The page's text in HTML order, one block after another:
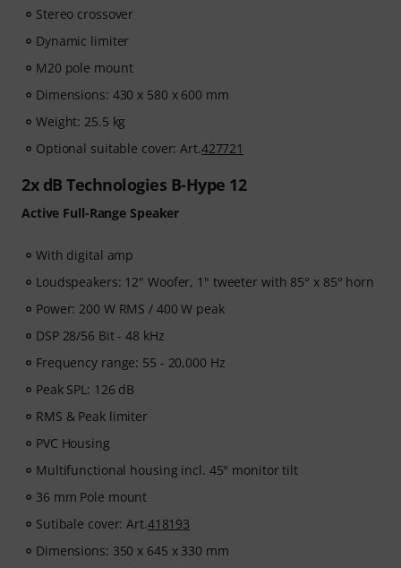
Stereo crossover
Dynamic limiter
M20 pole mount
Dimensions: 430 x 580 x 600 mm
Weight: 25.5 kg
Optional suitable cover: Art.427721
2x dB Technologies B-Hype 12
Active Full-Range Speaker
With digital amp
Loudspeakers: 12" Woofer, 1" tweeter with 85° x 85° horn
Power: 200 W RMS / 400 W peak
DSP 28/56 Bit - 48 kHz
Frequency range: 55 - 20,000 Hz
Peak SPL: 126 dB
RMS & Peak limiter
PVC Housing
Multifunctional housing incl. 45° monitor tilt
36 mm Pole mount
Sutibale cover: Art.418193
Dimensions: 350 x 645 x 330 mm